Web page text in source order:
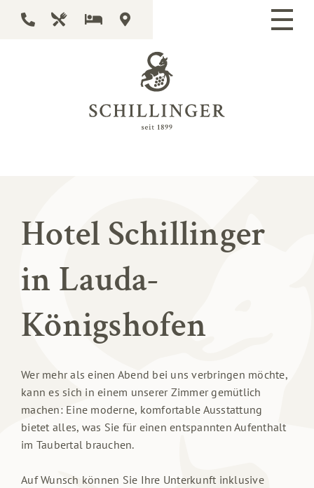
Zimmer in gemütlichem Ambiente
Hotel Schillinger
in Lauda-
Königshofen
Wer mehr als einen Abend bei uns verbringen möchte,
kann es sich in einem unserer Zimmer gemütlich
machen: Eine moderne, komfortable Ausstattung
bietet alles, was Sie für einen entspannten Aufenthalt
im Taubertal brauchen.
Auf Wunsch können Sie Ihre Unterkunft inklusive